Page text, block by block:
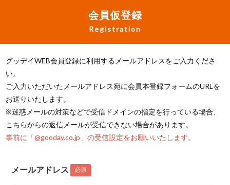
会員仮登録
Registration
グッデイWEB会員登録に利用するメールアドレスをご入力くださ
い。
ご入力いただいたメールアドレス宛に会員本登録フォームのURLを
お送りいたします。
※迷惑メールの対策などで受信ドメインの指定を行っている場合、
こちらからの返信メールが受信できない場合があります。
事前に「@gooday.co.jp」の受信設定をお願いいたします。
メールアドレス 必須